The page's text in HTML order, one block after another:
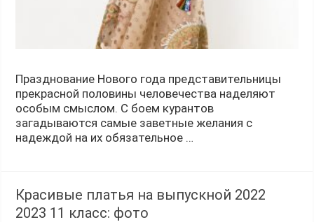
Празднование Нового года представительницы
прекрасной половины человечества наделяют
особым смыслом. С боем курантов
загадываются самые заветные желания с
надеждой на их обязательное …
Красивые платья на выпускной 2022
2023 11 класс: фото